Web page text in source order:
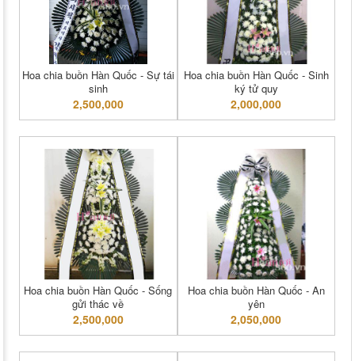
Hoa chia buồn Hàn Quốc - Sự tái
sinh
2,500,000
Hoa chia buồn Hàn Quốc - Sinh
ký tử quy
2,000,000
Hoa chia buồn Hàn Quốc - Sống
gửi thác về
2,500,000
Hoa chia buồn Hàn Quốc - An
yên
2,050,000